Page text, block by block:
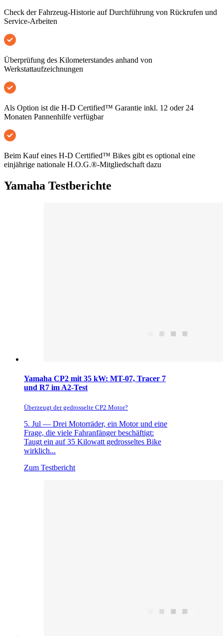
Check der Fahrzeug-Historie auf Durchführung von Rückrufen und
Service-Arbeiten
Überprüfung des Kilometerstandes anhand von
Werkstattaufzeichnungen
Als Option ist die H-D Certified™ Garantie inkl. 12 oder 24
Monaten Pannenhilfe verfügbar
Beim Kauf eines H-D Certified™ Bikes gibt es optional eine
einjährige nationale H.O.G.®-Mitgliedschaft dazu
Yamaha Testberichte
Yamaha CP2 mit 35 kW: MT-07, Tracer 7
und R7 im A2-Test
Überzeugt der gedrosselte CP2 Motor?
5. Jul — Drei Motorräder, ein Motor und eine
Frage, die viele Fahranfänger beschäftigt:
Taugt ein auf 35 Kilowatt gedrosseltes Bike
wirklich...
Zum Testbericht